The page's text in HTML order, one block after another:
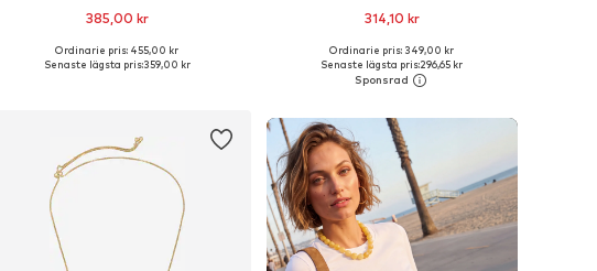
385,00 kr
Tillgängliga storlekar: One Size
Ordinarie pris: 455,00 kr
Senaste lägsta pris:359,00 kr
314,10 kr
Tillgängliga storlekar: One Size
Lägg till i varukorgen
Ordinarie pris: 349,00 kr
Senaste lägsta pris:296,65 kr